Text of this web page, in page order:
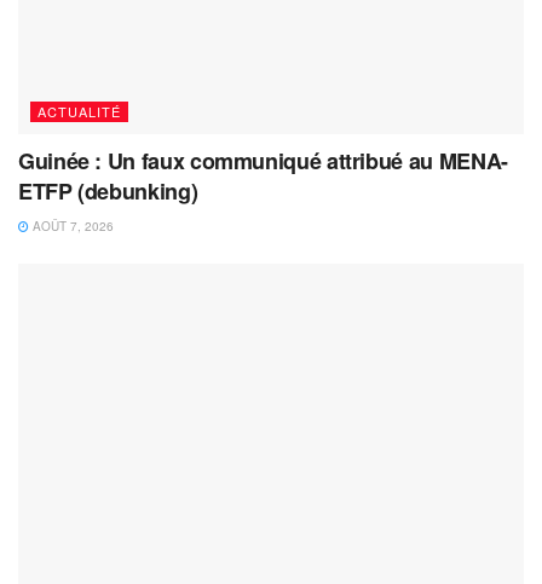
ACTUALITÉ
Guinée : Un faux communiqué attribué au MENA-
ETFP (debunking)
AOÛT 7, 2026